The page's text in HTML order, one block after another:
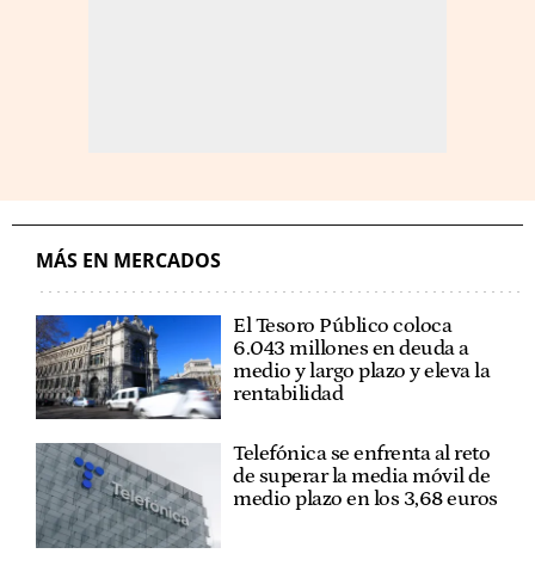
MÁS EN MERCADOS
El Tesoro Público coloca
6.043 millones en deuda a
medio y largo plazo y eleva la
rentabilidad
Telefónica se enfrenta al reto
de superar la media móvil de
medio plazo en los 3,68 euros